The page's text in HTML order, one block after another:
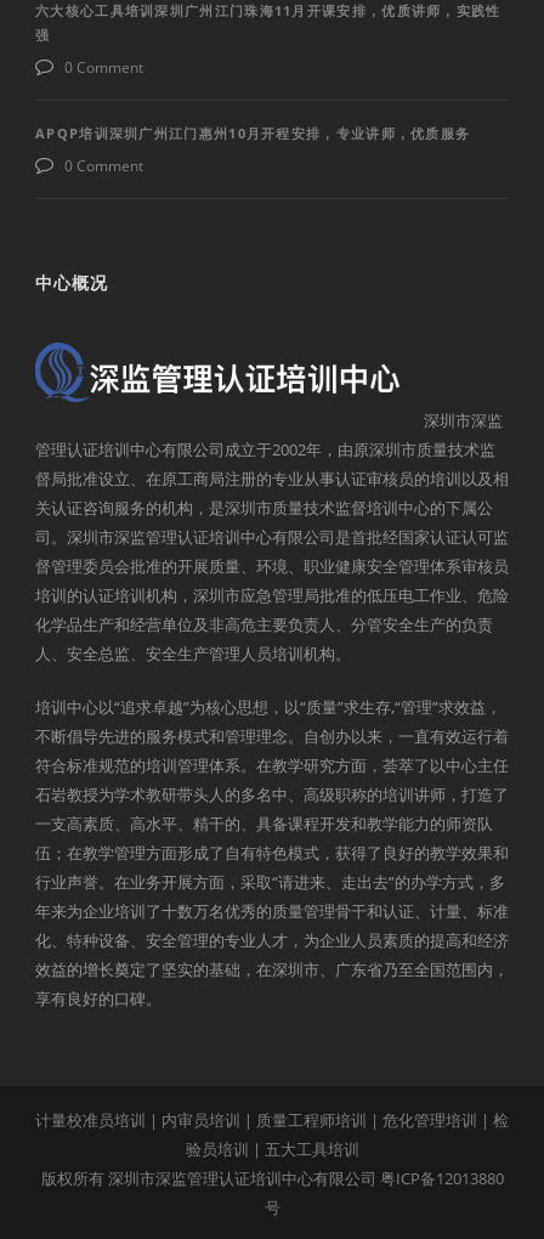
六大核心工具培训深圳广州江门珠海11月开课安排，优质讲师，实践性
强
0 Comment
APQP培训深圳广州江门惠州10月开程安排，专业讲师，优质服务
0 Comment
中心概况
深圳市深监
管理认证培训中心有限公司成立于2002年，由原深圳市质量技术监
督局批准设立、在原工商局注册的专业从事认证审核员的培训以及相
关认证咨询服务的机构，是深圳市质量技术监督培训中心的下属公
司。深圳市深监管理认证培训中心有限公司是首批经国家认证认可监
督管理委员会批准的开展质量、环境、职业健康安全管理体系审核员
培训的认证培训机构，深圳市应急管理局批准的低压电工作业、危险
化学品生产和经营单位及非高危主要负责人、分管安全生产的负责
人、安全总监、安全生产管理人员培训机构。
培训中心以“追求卓越”为核心思想，以“质量”求生存,“管理”求效益，
不断倡导先进的服务模式和管理理念。自创办以来，一直有效运行着
符合标准规范的培训管理体系。在教学研究方面，荟萃了以中心主任
石岩教授为学术教研带头人的多名中、高级职称的培训讲师，打造了
一支高素质、高水平、精干的、具备课程开发和教学能力的师资队
伍；在教学管理方面形成了自有特色模式，获得了良好的教学效果和
行业声誉。在业务开展方面，采取“请进来、走出去”的办学方式，多
年来为企业培训了十数万名优秀的质量管理骨干和认证、计量、标准
化、特种设备、安全管理的专业人才，为企业人员素质的提高和经济
效益的增长奠定了坚实的基础，在深圳市、广东省乃至全国范围内，
享有良好的口碑。
计量校准员培训 | 内审员培训 | 质量工程师培训 | 危化管理培训 | 检
验员培训 | 五大工具培训
版权所有 深圳市深监管理认证培训中心有限公司 粤ICP备12013880
号